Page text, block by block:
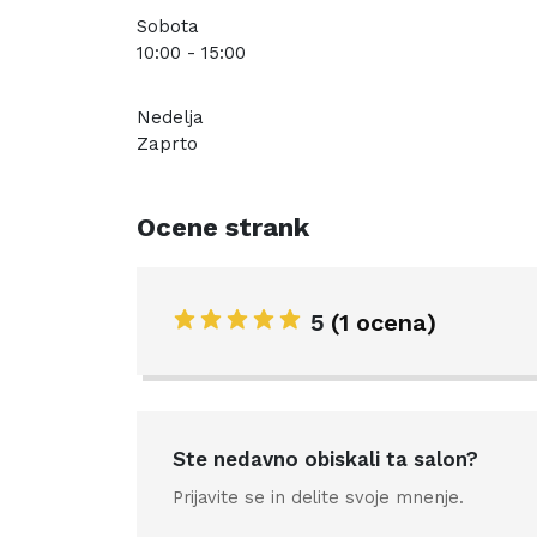
Sobota
10:00 - 15:00
Nedelja
Zaprto
Ocene strank
5 (1 ocena)
Ste nedavno obiskali ta salon?
Prijavite se in delite svoje mnenje.